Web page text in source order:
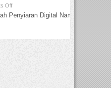
Off
Penyiaran Digital Nama